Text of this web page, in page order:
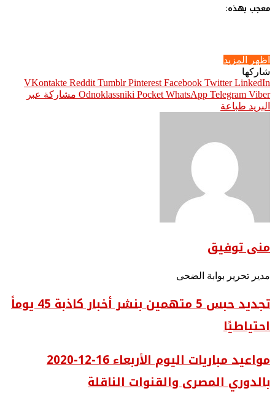
معجب بهذه:
اظهر المزيد
شاركها
Facebook Twitter LinkedIn
Pinterest
Odnoklassniki Pocket WhatsApp Telegram Viber
مشاركة عبر
البريد طباعة
منى توفيق
مدير تحرير بوابة الضحى
تجديد حبس 5 متهمين بنشر أخبار كاذبة 45 يوماً
احتياطيًا
مواعيد مباريات اليوم الأربعاء 16-12-2020
بالدوري المصرى والقنوات الناقلة